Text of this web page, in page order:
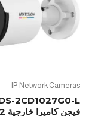
IP Network Cameras